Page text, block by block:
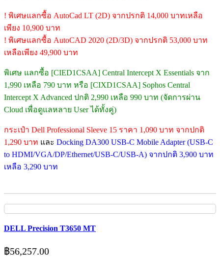
! พิเศษแลกซื้อ AutoCad LT (2D) จากปรกติ 14,000 บาทเหลือ
เพียง 10,900 บาท
! พิเศษแลกซื้อ AutoCAD 2020 (2D/3D) จากปรกติ 53,000 บาท
เหลือเพียง 49,900 บาท
พิเศษ แลกซื้อ [CIED1CSAA] Central Intercept X Essentials จาก
1,990 เหลือ 790 บาท หรือ [CIXD1CSAA] Sophos Central
Intercept X Advanced ปกติ 2,990 เหลือ 990 บาท (จัดการผ่าน
Cloud เพื่อดูแลหลาย User ได้ทั้งคู่)
กระเป๋า Dell Professional Sleeve 15 ราคา 1,090 บาท จากปกติ
1,290 บาท และ Docking DA300 USB-C Mobile Adapter (USB-C
to HDMI/VGA/DP/Ethernet/USB-C/USB-A) จากปกติ 3,900 บาท
เหลือ 3,290 บาท
DELL Precision T3650 MT
฿56,257.00